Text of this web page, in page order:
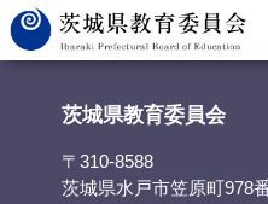
茨城県教育委員会>議事録>令和6年12
茨城県教育委員会
〒310-8588
茨城県水戸市笠原町978